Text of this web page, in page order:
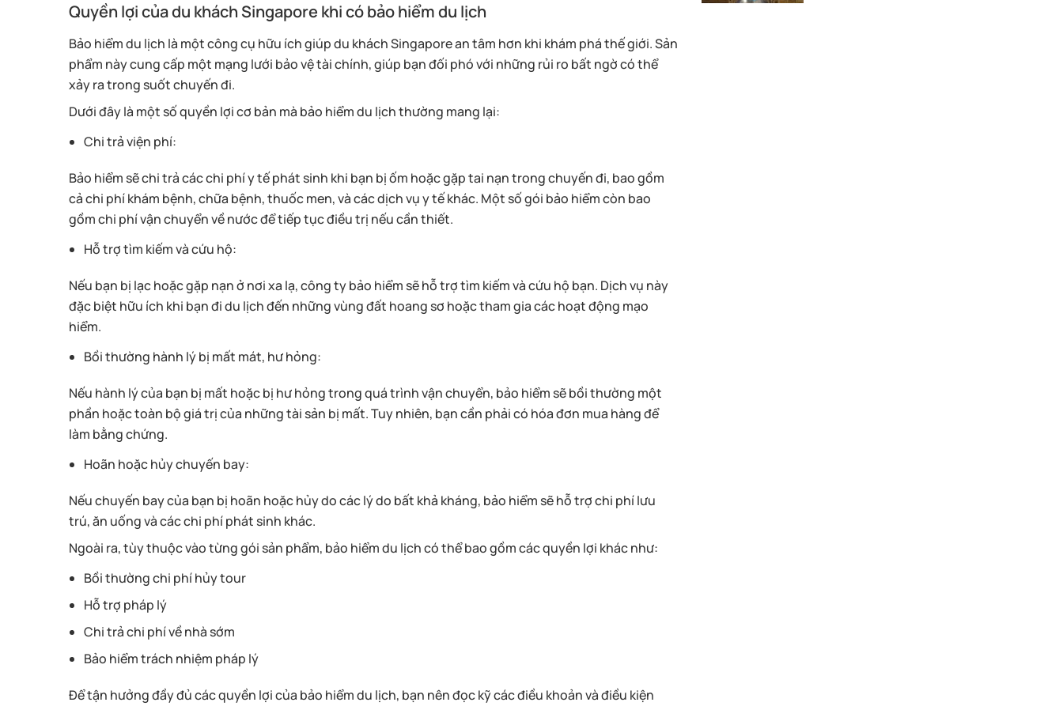
Quyền lợi của du khách Singapore khi có bảo hiểm du lịch
Bảo hiểm du lịch là một công cụ hữu ích giúp du khách Singapore an tâm hơn khi khám phá thế giới. Sản
phẩm này cung cấp một mạng lưới bảo vệ tài chính, giúp bạn đối phó với những rủi ro bất ngờ có thể
xảy ra trong suốt chuyến đi.
Dưới đây là một số quyền lợi cơ bản mà bảo hiểm du lịch thường mang lại:
Chi trả viện phí:
Bảo hiểm sẽ chi trả các chi phí y tế phát sinh khi bạn bị ốm hoặc gặp tai nạn trong chuyến đi, bao gồm
cả chi phí khám bệnh, chữa bệnh, thuốc men, và các dịch vụ y tế khác. Một số gói bảo hiểm còn bao
gồm chi phí vận chuyển về nước để tiếp tục điều trị nếu cần thiết.
Hỗ trợ tìm kiếm và cứu hộ:
Nếu bạn bị lạc hoặc gặp nạn ở nơi xa lạ, công ty bảo hiểm sẽ hỗ trợ tìm kiếm và cứu hộ bạn. Dịch vụ này
đặc biệt hữu ích khi bạn đi du lịch đến những vùng đất hoang sơ hoặc tham gia các hoạt động mạo
hiểm.
Bồi thường hành lý bị mất mát, hư hỏng:
Nếu hành lý của bạn bị mất hoặc bị hư hỏng trong quá trình vận chuyển, bảo hiểm sẽ bồi thường một
phần hoặc toàn bộ giá trị của những tài sản bị mất. Tuy nhiên, bạn cần phải có hóa đơn mua hàng để
làm bằng chứng.
Hoãn hoặc hủy chuyến bay:
Nếu chuyến bay của bạn bị hoãn hoặc hủy do các lý do bất khả kháng, bảo hiểm sẽ hỗ trợ chi phí lưu
trú, ăn uống và các chi phí phát sinh khác.
Ngoài ra, tùy thuộc vào từng gói sản phẩm, bảo hiểm du lịch có thể bao gồm các quyền lợi khác như:
Bồi thường chi phí hủy tour
Hỗ trợ pháp lý
Chi trả chi phí về nhà sớm
Bảo hiểm trách nhiệm pháp lý
Để tận hưởng đầy đủ các quyền lợi của bảo hiểm du lịch, bạn nên đọc kỹ các điều khoản và điều kiện